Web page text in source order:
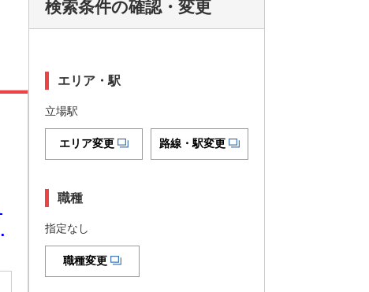
検索条件の確認・変更
エリア・駅
立場駅
エリア変更 路線・駅変更
職種
指定なし
職種変更